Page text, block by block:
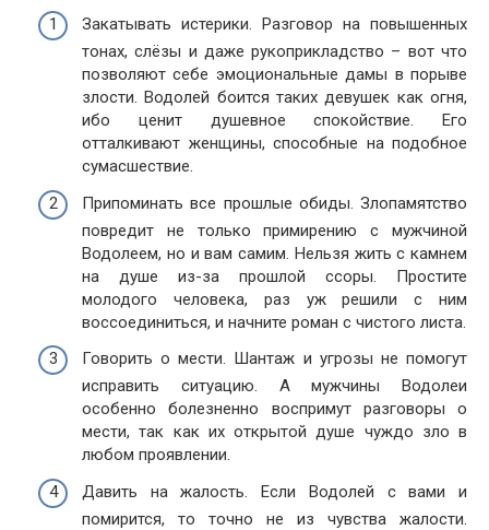
Закатывать истерики. Разговор на повышенных
тонах, слёзы и даже рукоприкладство – вот что
позволяют себе эмоциональные дамы в порыве
злости. Водолей боится таких девушек как огня,
ибо ценит душевное спокойствие. Его
отталкивают женщины, способные на подобное
сумасшествие.
Припоминать все прошлые обиды. Злопамятство
повредит не только примирению с мужчиной
Водолеем, но и вам самим. Нельзя жить с камнем
на душе из-за прошлой ссоры. Простите
молодого человека, раз уж решили с ним
воссоединиться, и начните роман с чистого листа.
Говорить о мести. Шантаж и угрозы не помогут
исправить ситуацию. А мужчины Водолеи
особенно болезненно воспримут разговоры о
мести, так как их открытой душе чуждо зло в
любом проявлении.
Давить на жалость. Если Водолей с вами и
помирится, то точно не из чувства жалости.